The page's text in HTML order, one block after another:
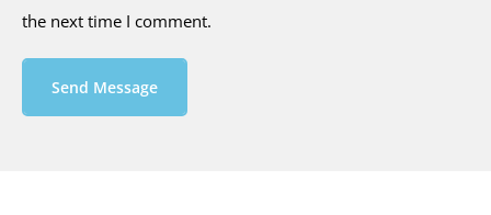
the next time I comment.
Send Message